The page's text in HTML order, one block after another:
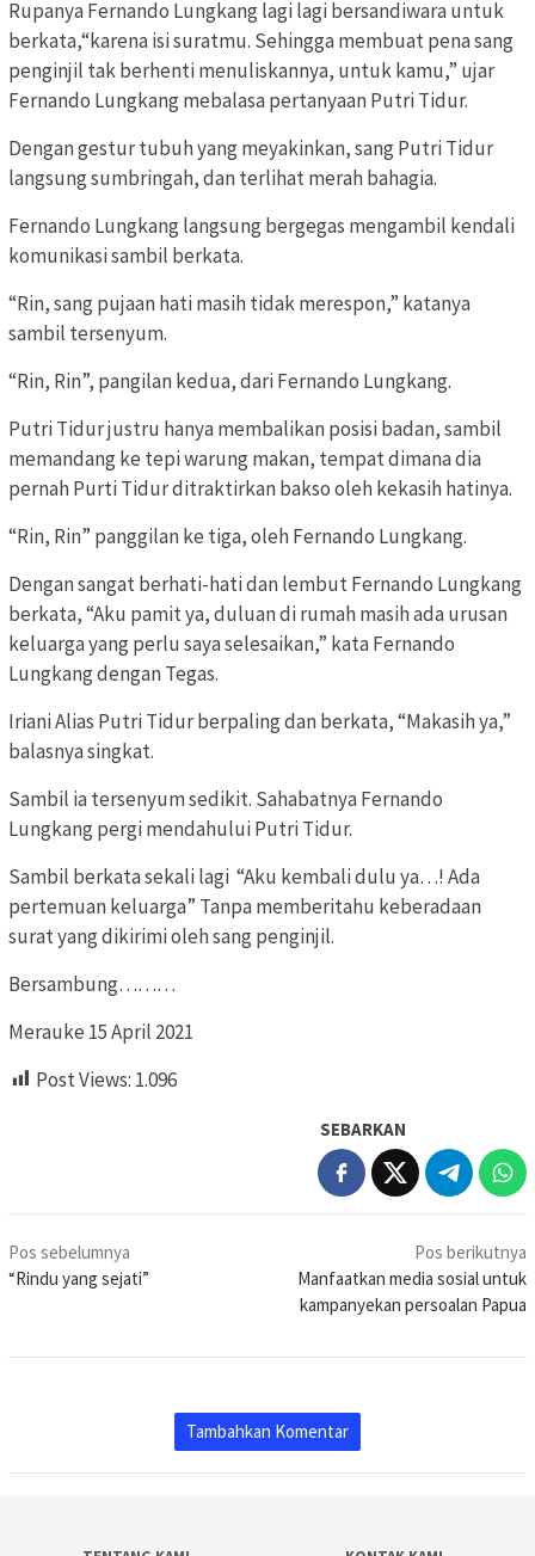
Rupanya Fernando Lungkang lagi lagi bersandiwara untuk
berkata,“karena isi suratmu. Sehingga membuat pena sang
penginjil tak berhenti menuliskannya, untuk kamu,” ujar
Fernando Lungkang mebalasa pertanyaan Putri Tidur.
Dengan gestur tubuh yang meyakinkan, sang Putri Tidur
langsung sumbringah, dan terlihat merah bahagia.
Fernando Lungkang langsung bergegas mengambil kendali
komunikasi sambil berkata.
“Rin, sang pujaan hati masih tidak merespon,” katanya
sambil tersenyum.
“Rin, Rin”, pangilan kedua, dari Fernando Lungkang.
Putri Tidur justru hanya membalikan posisi badan, sambil
memandang ke tepi warung makan, tempat dimana dia
pernah Purti Tidur ditraktirkan bakso oleh kekasih hatinya.
“Rin, Rin” panggilan ke tiga, oleh Fernando Lungkang.
Dengan sangat berhati-hati dan lembut Fernando Lungkang
berkata, “Aku pamit ya, duluan di rumah masih ada urusan
keluarga yang perlu saya selesaikan,” kata Fernando
Lungkang dengan Tegas.
Iriani Alias Putri Tidur berpaling dan berkata, “Makasih ya,”
balasnya singkat.
Sambil ia tersenyum sedikit. Sahabatnya Fernando
Lungkang pergi mendahului Putri Tidur.
Sambil berkata sekali lagi “Aku kembali dulu ya…! Ada
pertemuan keluarga” Tanpa memberitahu keberadaan
surat yang dikirimi oleh sang penginjil.
Bersambung………
Merauke 15 April 2021
Post Views: 1.096
SEBARKAN
Navigasi
pos
Pos sebelumnya
“Rindu yang sejati”
Pos berikutnya
Manfaatkan media sosial untuk
kampanyekan persoalan Papua
Tambahkan Komentar